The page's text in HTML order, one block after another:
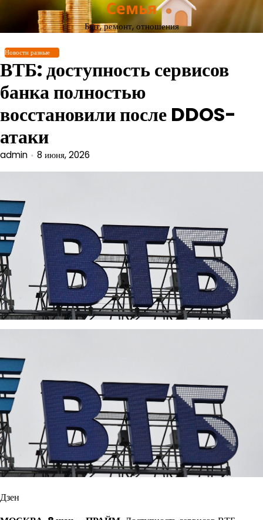
Перейти
содержимому
Семья
Быт, ремонт, отношения
Новости разные
ВТБ: доступность сервисов
банка полностью
восстановили после DDOS-
атаки
admin 8 июня, 2026
Дзен